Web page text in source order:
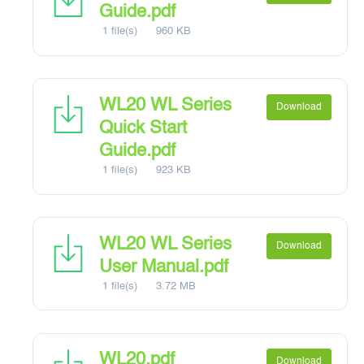
Guide.pdf
1 file(s) 960 KB
WL20 WL Series
Quick Start
Guide.pdf
1 file(s) 923 KB
Download
WL20 WL Series
User Manual.pdf
1 file(s) 3.72 MB
Download
WL20.pdf Download